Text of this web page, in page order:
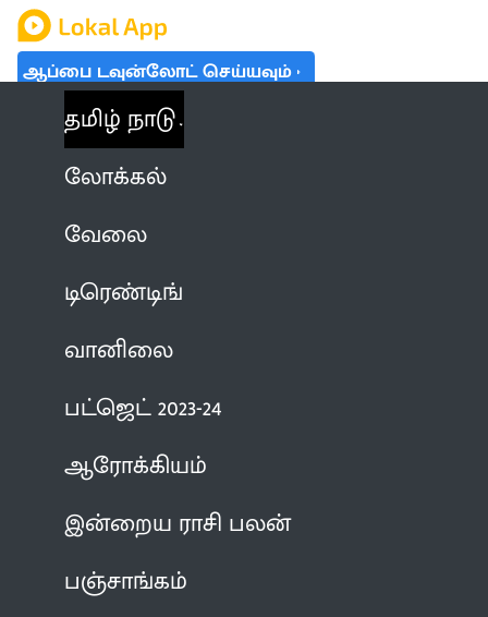
ஆப்பை டவுன்லோட் செய்யவும்
தமிழ் நாடு
லோக்கல்
வேலை
டிரெண்டிங்
வானிலை
பட்ஜெட் 2023-24
ஆரோக்கியம்
இன்றைய ராசி பலன்
பஞ்சாங்கம்